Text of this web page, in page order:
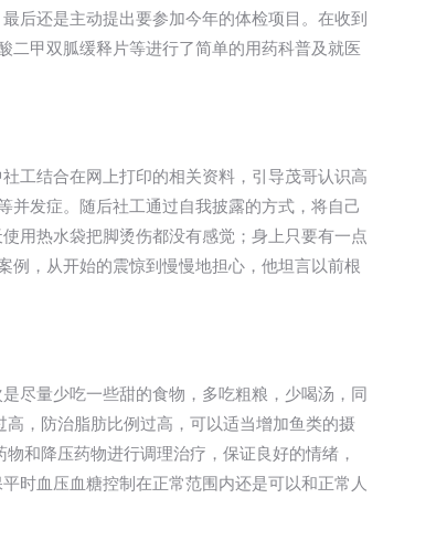
后还是主动提出要参加今年的体检项目。在收到
二甲双胍缓释片等进行了简单的用药科普及就医
工结合在网上打印的相关资料，引导茂哥认识高
并发症。随后社工通过自我披露的方式，将自己
用热水袋把脚烫伤都没有感觉；身上只要有一点
例，从开始的震惊到慢慢地担心，他坦言以前根
尽量少吃一些甜的食物，多吃粗粮，少喝汤，同
，防治脂肪比例过高，可以适当增加鱼类的摄
和降压药物进行调理治疗，保证良好的情绪，
时血压血糖控制在正常范围内还是可以和正常人